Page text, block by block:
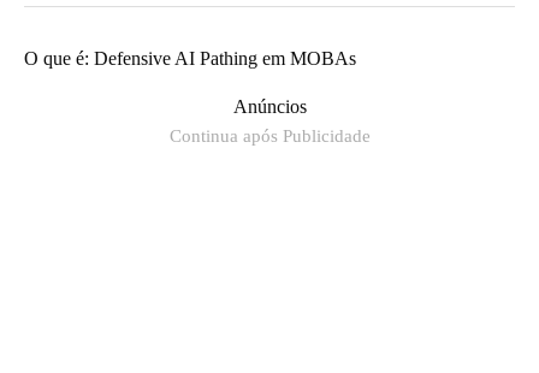
O que é: Defensive AI Pathing em MOBAs
Anúncios
Continua após Publicidade